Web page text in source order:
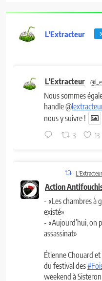
L'Extracteur
L'Extracteur
Nous sommes
handle @
nous y suivre !
3 13
Action
- «Les chambres à
existé»
- «Aujourd’hui, on
assassinat»
Étienne Chouard
du festival des
weekend à